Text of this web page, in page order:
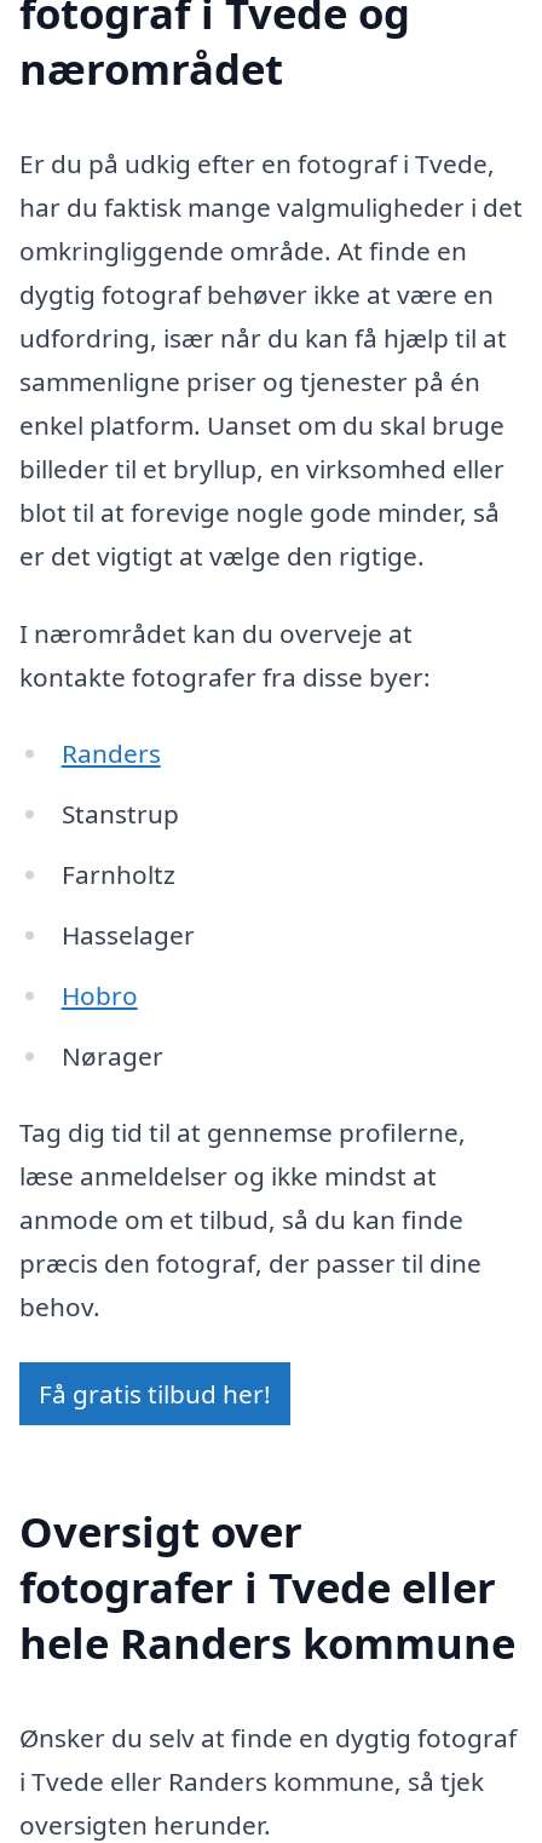
fotograf i Tvede og
nærområdet
Er du på udkig efter en fotograf i Tvede,
har du faktisk mange valgmuligheder i det
omkringliggende område. At finde en
dygtig fotograf behøver ikke at være en
udfordring, især når du kan få hjælp til at
sammenligne priser og tjenester på én
enkel platform. Uanset om du skal bruge
billeder til et bryllup, en virksomhed eller
blot til at forevige nogle gode minder, så
er det vigtigt at vælge den rigtige.
I nærområdet kan du overveje at
kontakte fotografer fra disse byer:
Randers
Stanstrup
Farnholtz
Hasselager
Hobro
Nørager
Tag dig tid til at gennemse profilerne,
læse anmeldelser og ikke mindst at
anmode om et tilbud, så du kan finde
præcis den fotograf, der passer til dine
behov.
Få gratis tilbud her!
Oversigt over
fotografer i Tvede eller
hele Randers kommune
Ønsker du selv at finde en dygtig fotograf
i Tvede eller Randers kommune, så tjek
oversigten herunder.